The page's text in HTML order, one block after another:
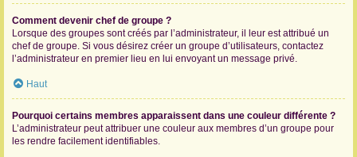
Comment devenir chef de groupe ?
Lorsque des groupes sont créés par l’administrateur, il leur est attribué un
chef de groupe. Si vous désirez créer un groupe d’utilisateurs, contactez
l’administrateur en premier lieu en lui envoyant un message privé.
Haut
Pourquoi certains membres apparaissent dans une couleur différente ?
L’administrateur peut attribuer une couleur aux membres d’un groupe pour
les rendre facilement identifiables.